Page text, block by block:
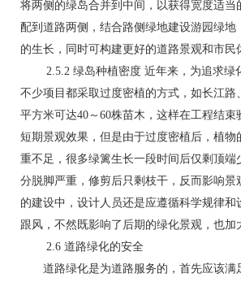
将两侧的绿岛合并到中间，以获得宽度适当
配到道路两侧，结合路侧绿地建设游园绿地
的生长，同时可构建更好的道路景观和市民
2.5.2 绿岛种植密度 近年来，为追求绿
不少项目都采取过度密植的方式，如长江路
平方米可达40～60株苗木，这样在工程结束
短期景观效果，但是由于过度密植后，植物
重不足，很多绿篱生长一段时间后仅剩顶端
分脱脚严重，修剪后只剩枝干，反而影响景
的建设中，设计人员还是应遵循科学规律和
跟风，不然既影响了后期的绿化景观，也加
2.6 道路绿化的安全
道路绿化是为道路服务的，首先应该满